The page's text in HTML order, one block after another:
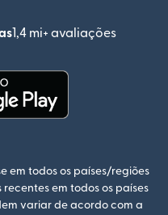
1,4 mi+ avaliações
(abre
em todos os países/regiões
em todos os países
variar de acordo com a